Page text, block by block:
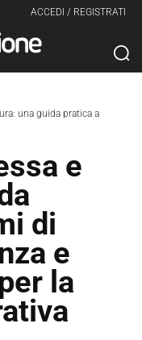
ACCEDI / REGISTRATI
una guida pratica a
e
di
e
la